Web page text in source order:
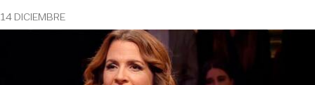
14 DICIEMBRE